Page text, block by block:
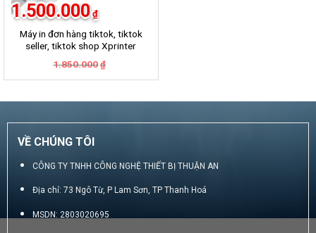
Máy in đơn hàng tiktok, tiktok
seller, tiktok shop Xprinter
1.850.000 ₫
là:
1.500.000 ₫
tại
1.500.000₫.
VỀ CHÚNG TÔI
CÔNG TY TNHH CÔNG NGHỆ THIẾT BỊ THUẬN AN
Địa chỉ: 73 Ngô Từ, P Lam Sơn, TP Thanh Hoá
MSDN: 2803020695